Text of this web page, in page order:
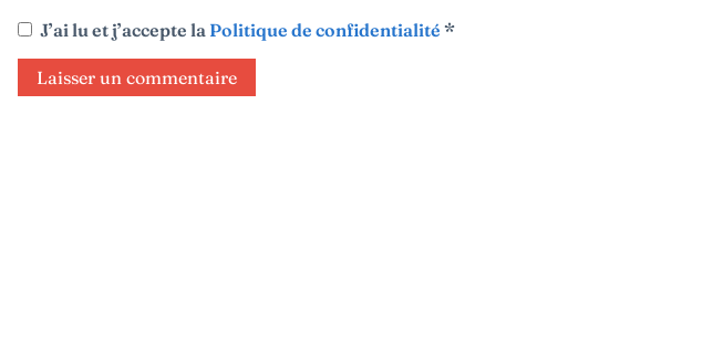
J’ai lu et j’accepte la Politique de confidentialité *